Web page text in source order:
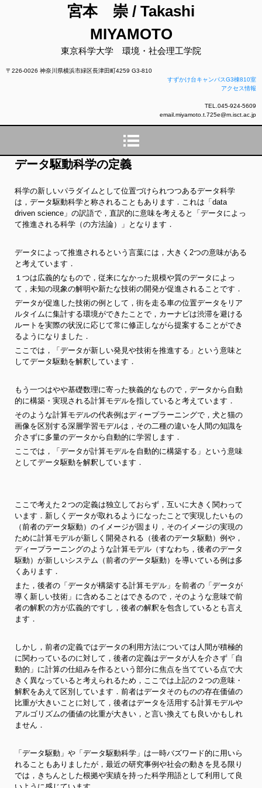
宮本 崇 / Takashi
MIYAMOTO
東京科学大学 環境・社会理工学院
〒226-0026 神奈川県横浜市緑区長津田町4259 G3-810
すずかけ台キャンパスG3棟810室
アクセス情報
TEL.045-924-5609
email.miyamoto.t.725e@m.isct.ac.jp
データ駆動科学の定義
科学の新しいパラダイムとして位置づけられつつあるデータ科学
は，データ駆動科学と称されることもあります．これは「data
driven science」の訳語で，直訳的に意味を考えると「データによっ
て推進される科学（の方法論）」となります．
データによって推進されるという言葉には，大きく2つの意味がある
と考えています．
１つは広義的なもので，従来になかった規模や質のデータによっ
て，未知の現象の解明や新たな技術の開発が促進されることです．
データが促進した技術の例として，街を走る車の位置データをリア
ルタイムに集計する環境ができたことで，カーナビは渋滞を避ける
ルートを実際の状況に応じて常に修正しながら提案することができ
るようになりました．
ここでは，「データが新しい発見や技術を推進する」という意味と
してデータ駆動を解釈しています．
もう一つはやや基礎数理に寄った狭義的なもので，データから自動
的に構築・実現される計算モデルを指していると考えています．
そのような計算モデルの代表例はディープラーニングで，犬と猫の
画像を区別する深層学習モデルは，その二種の違いを人間の知識を
介さずに多量のデータから自動的に学習します．
ここでは，「データが計算モデルを自動的に構築する」という意味
としてデータ駆動を解釈しています．
ここで考えた２つの定義は独立しておらず，互いに大きく関わって
います．新しくデータが取れるようになったことで実現したいもの
（前者のデータ駆動）のイメージが固まり，そのイメージの実現の
ために計算モデルが新しく開発される（後者のデータ駆動）例や，
ディープラーニングのような計算モデル（すなわち，後者のデータ
駆動）が新しいシステム（前者のデータ駆動）を導いている例は多
くあります．
また，後者の「データが構築する計算モデル」を前者の「データが
導く新しい技術」に含めることはできるので，そのような意味で前
者の解釈の方が広義的ですし，後者の解釈を包含しているとも言え
ます．
しかし，前者の定義ではデータの利用方法については人間が積極的
に関わっているのに対して，後者の定義はデータが人を介さず「自
動的」に計算の仕組みを作るという部分に焦点を当てている点で大
きく異なっていると考えられるため，ここでは上記の２つの意味・
解釈をあえて区別しています．前者はデータそのものの存在価値の
比重が大きいことに対して，後者はデータを活用する計算モデルや
アルゴリズムの価値の比重が大きい，と言い換えても良いかもしれ
ません．
「データ駆動」や「データ駆動科学」は一時バズワード的に用いら
れることもありましたが，最近の研究事例や社会の動きを見る限り
では，きちんとした根拠や実績を持った科学用語として利用して良